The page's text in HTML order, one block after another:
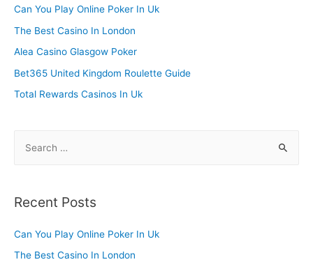
h
f
o
Can You Play Online Poker In Uk
The Best Casino In London
Alea Casino Glasgow Poker
Bet365 United Kingdom Roulette Guide
Total Rewards Casinos In Uk
r
h
f
Recent Posts
Can You Play Online Poker In Uk
The Best Casino In London